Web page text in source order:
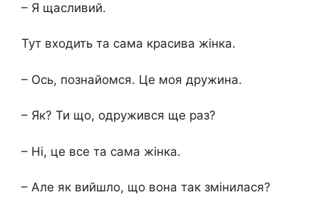
– Я щасливий.
Тут входить та сама красива жінка.
– Ось, познайомся. Це моя дружина.
– Як? Ти що, одружився ще раз?
– Ні, це все та сама жінка.
– Але як вийшло, що вона так змінилася?